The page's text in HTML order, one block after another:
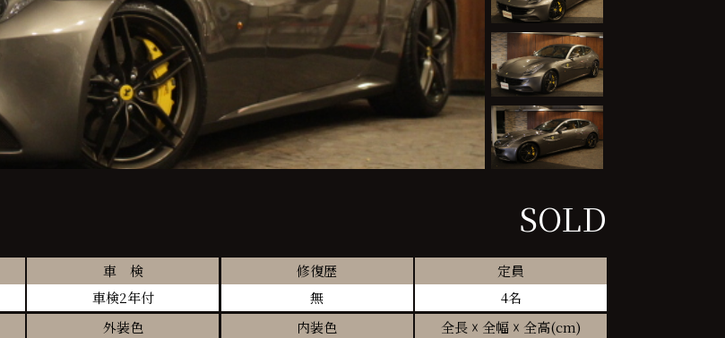
SOLD
車 検
車検2年付
修復歴
無
定員
4名
外装色
内装色
全長 ☓ 全幅 ☓ 全高(cm)